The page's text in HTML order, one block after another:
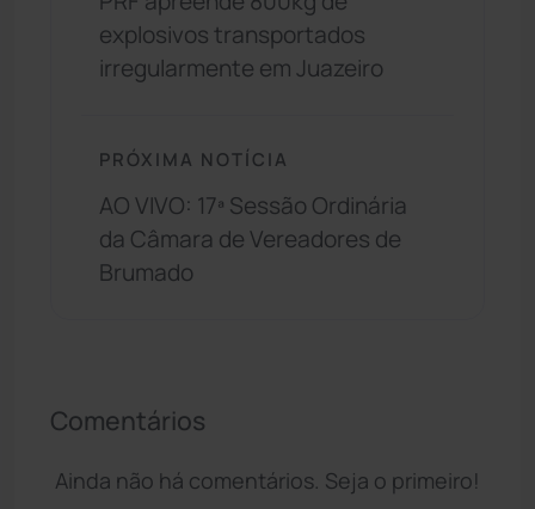
explosivos transportados
irregularmente em Juazeiro
PRÓXIMA NOTÍCIA
AO VIVO: 17ª Sessão Ordinária
da Câmara de Vereadores de
Brumado
Comentários
Ainda não há comentários. Seja o primeiro!